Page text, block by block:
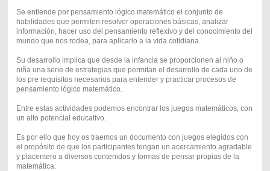
Se entiende por pensamiento lógico matemático el conjunto de
habilidades que permiten resolver operaciones básicas, analizar
información, hacer uso del pensamiento reflexivo y del conocimiento del
mundo que nos rodea, para aplicarlo a la vida cotidiana.
Su desarrollo implica que desde la infancia se proporcionen al niño o
niña una serie de estrategias que permitan el desarrollo de cada uno de
los pre requisitos necesarios para entender y practicar procesos de
pensamiento lógico matemático.
Entre estas actividades podemos encontrar los juegos matemáticos, con
un alto potencial educativo.
Es por ello que hoy os traemos un documento con juegos elegidos con
el propósito de que los participantes tengan un acercamiento agradable
y placentero a diversos contenidos y formas de pensar propias de la
matemática.